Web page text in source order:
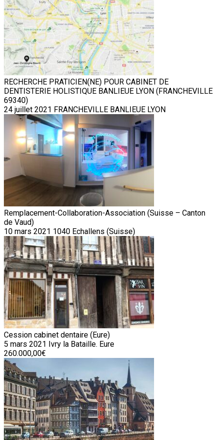
RECHERCHE PRATICIEN(NE) POUR CABINET DE
DENTISTERIE HOLISTIQUE BANLIEUE LYON (FRANCHEVILLE
69340)
24 juillet 2021 FRANCHEVILLE BANLIEUE LYON
Remplacement-Collaboration-Association (Suisse – Canton
de Vaud)
10 mars 2021 1040 Echallens (Suisse)
Cession cabinet dentaire (Eure)
5 mars 2021 Ivry la Bataille. Eure
260.000,00€